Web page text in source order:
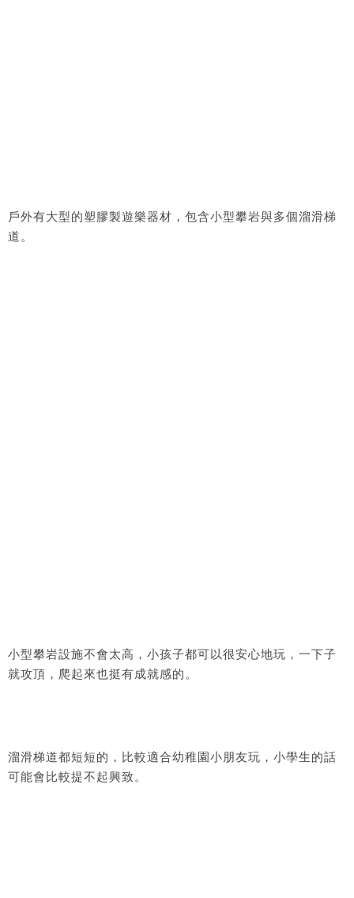
戶外有大型的塑膠製遊樂器材，包含小型攀岩與多個溜滑梯
道。
小型攀岩設施不會太高，小孩子都可以很安心地玩，一下子
就攻頂，爬起來也挺有成就感的。
溜滑梯道都短短的，比較適合幼稚園小朋友玩，小學生的話
可能會比較提不起興致。